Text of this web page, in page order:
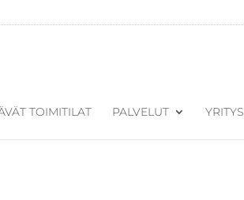
TOIMITILAT PALVELUT YRITYS